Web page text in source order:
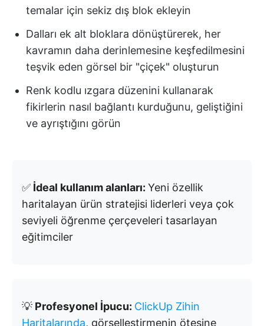
temalar için sekiz dış blok ekleyin
Dalları ek alt bloklara dönüştürerek, her
kavramın daha derinlemesine keşfedilmesini
teşvik eden görsel bir "çiçek" oluşturun
Renk kodlu ızgara düzenini kullanarak
fikirlerin nasıl bağlantı kurduğunu, geliştiğini
ve ayrıştığını görün
✅ İdeal kullanım alanları: Yeni özellik
haritalayan ürün stratejisi liderleri veya çok
seviyeli öğrenme çerçeveleri tasarlayan
eğitimciler
💡 Profesyonel İpucu: ClickUp Zihin
Haritalarında, görselleştirmenin ötesine